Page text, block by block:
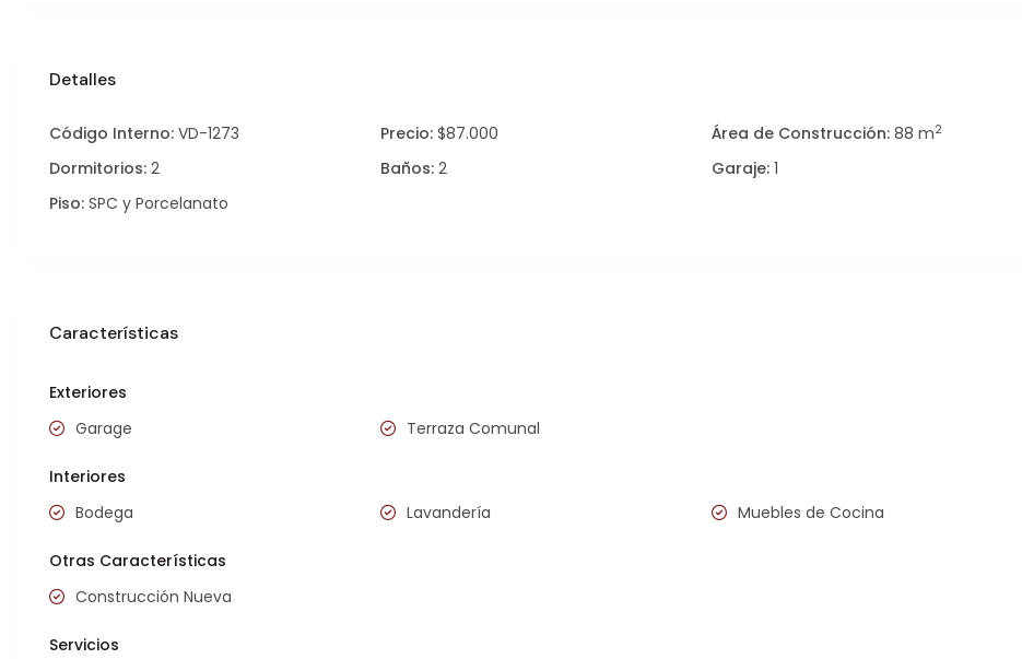
Detalles
Código Interno: VD-1273 Precio: $87.000 Área de Construcción: 88 m2
Dormitorios: 2 Baños: 2 Garaje: 1
Piso: SPC y Porcelanato
Características
Exteriores
Garage
Terraza Comunal
Interiores
Bodega
Lavandería Muebles de Cocina
Otras Características
Construcción Nueva
Servicios